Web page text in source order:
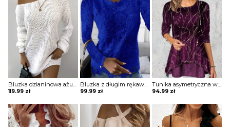
Bluzka dzianinowa ażurowa o luźnym kroju
119.99 zł
Bluzka z długim rękawem koronkowa
99.99 zł
Tunika asymetryczna warstwowa
94.99 zł